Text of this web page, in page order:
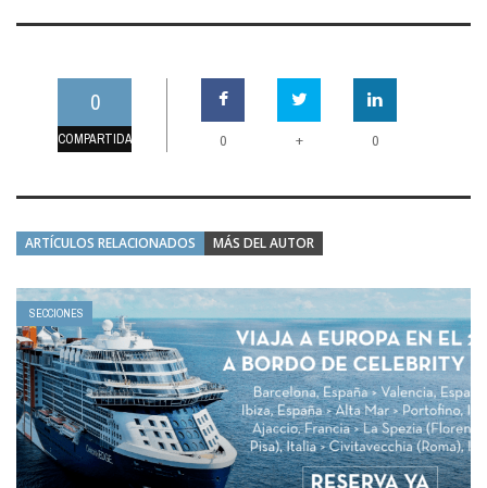
0
COMPARTIDAS 0 + 0
ARTÍCULOS RELACIONADOS MÁS DEL AUTOR
SECCIONES